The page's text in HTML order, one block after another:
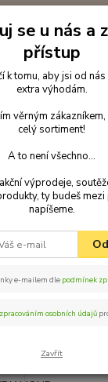
obdélníkový
hnědá
se u nás a
přístup
k tomu, aby jsi od
extra výhodám.
věrným
celý sortiment!
A to není všechno...
výprodeje,
ty budeš
napíšeme.
e-mailem dle podmínek
zpracováním osobních údajů
Zavřít